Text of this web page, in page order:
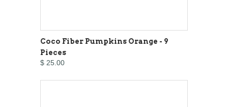
Coco Fiber Pumpkins Orange - 9
Pieces
$ 25.00